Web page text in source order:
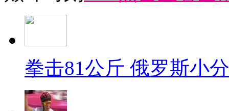
拳击81公斤 俄罗斯小